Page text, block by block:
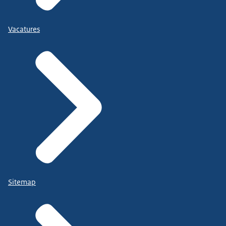
Vacatures
Sitemap